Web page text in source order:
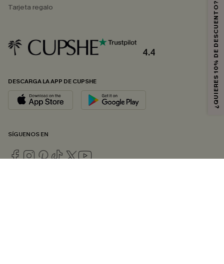
Tarjeta regalo
4.4
DESCARGA LA APP DE CUPSHE
SÍGUENOS EN
¿QUIERES 10% DE DESCUENTO?